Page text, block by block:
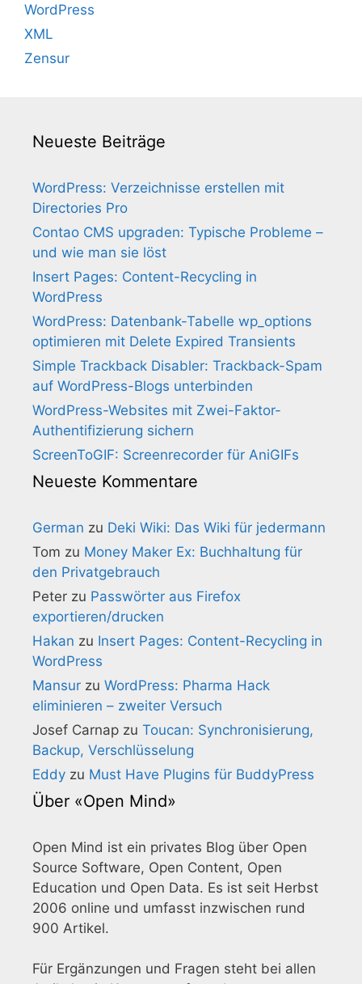
WordPress
XML
Zensur
Neueste Beiträge
WordPress: Verzeichnisse erstellen mit
Directories Pro
Contao CMS upgraden: Typische Probleme –
und wie man sie löst
Insert Pages: Content-Recycling in
WordPress
WordPress: Datenbank-Tabelle wp_options
optimieren mit Delete Expired Transients
Simple Trackback Disabler: Trackback-Spam
auf WordPress-Blogs unterbinden
WordPress-Websites mit Zwei-Faktor-
Authentifizierung sichern
ScreenToGIF: Screenrecorder für AniGIFs
Neueste Kommentare
German zu Deki Wiki: Das Wiki für jedermann
Tom zu Money Maker Ex: Buchhaltung für
den Privatgebrauch
Peter zu Passwörter aus Firefox
exportieren/drucken
Hakan zu Insert Pages: Content-Recycling in
WordPress
Mansur zu WordPress: Pharma Hack
eliminieren – zweiter Versuch
Josef Carnap zu Toucan: Synchronisierung,
Backup, Verschlüsselung
Eddy zu Must Have Plugins für BuddyPress
Über «Open Mind»
Open Mind ist ein privates Blog über Open
Source Software, Open Content, Open
Education und Open Data. Es ist seit Herbst
2006 online und umfasst inzwischen rund
900 Artikel.
Für Ergänzungen und Fragen steht bei allen